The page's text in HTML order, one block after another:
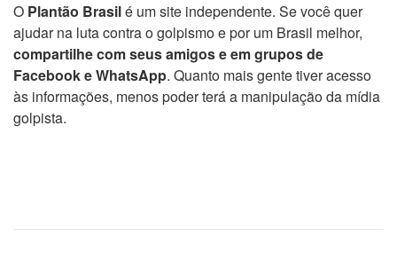
O Plantão Brasilé um site independente. Se você quer
ajudar na luta contra o golpismo e por um Brasil melhor,
compartilhe com seus amigos e em grupos de
Facebook e WhatsApp. Quanto mais gente tiver acesso
às informações, menos poder terá a manipulação da mídia
golpista.